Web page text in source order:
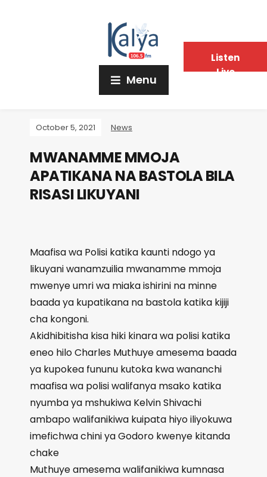
Menu
October 5, 2021 News
MWANAMME MMOJA
APATIKANA NA BASTOLA BILA
RISASI LIKUYANI
Maafisa wa Polisi katika kaunti ndogo ya
likuyani wanamzuilia mwanamme mmoja
mwenye umri wa miaka ishirini na minne
baada ya kupatikana na bastola katika kijiji
cha kongoni.
Akidhibitisha kisa hiki kinara wa polisi katika
eneo hilo Charles Muthuye amesema baada
ya kupokea fununu kutoka kwa wananchi
maafisa wa polisi walifanya msako katika
nyumba ya mshukiwa Kelvin Shivachi
ambapo walifanikiwa kuipata hiyo iliyokuwa
imefichwa chini ya Godoro kwenye kitanda
chake
Muthuye amesema walifanikiwa kumnasa
Listen
Live